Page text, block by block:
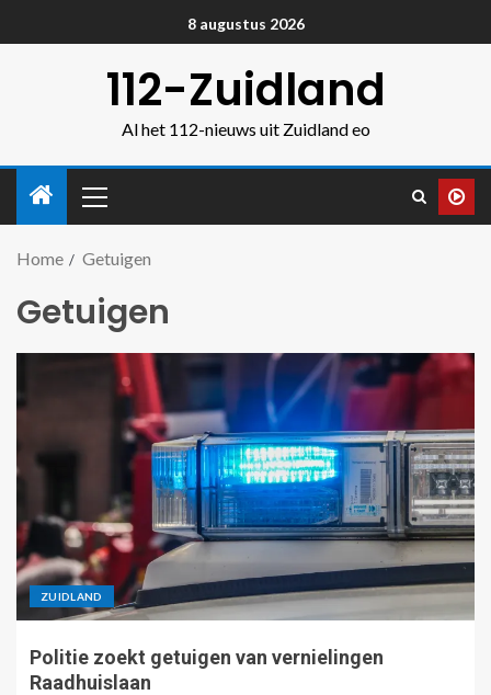
8 augustus 2026
112-Zuidland
Al het 112-nieuws uit Zuidland eo
Home Getuigen
Getuigen
ZUIDLAND
Politie zoekt getuigen van vernielingen
Raadhuislaan